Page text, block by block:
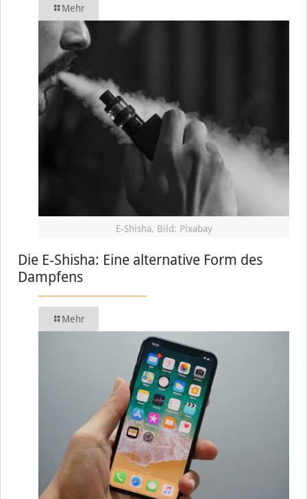
Mehr
E-Shisha, Bild: Pixabay
Die E-Shisha: Eine alternative Form des
Dampfens
Mehr